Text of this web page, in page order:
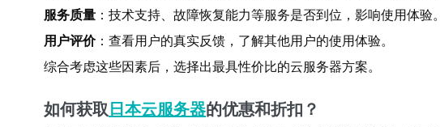
服务质量 ：技术支持、故障恢复能力等服务是否到位，影响使用体验。
用户评价：查看用户的真实反馈，了解其他用户的使用体验。
综合考虑这些因素后，选择出最具性价比的云服务器方案。
如何获取 日本云服务器的优惠和折扣？